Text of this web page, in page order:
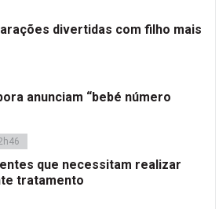
divertidas com filho mais
anunciam “bebé número
que necessitam realizar
tratamento